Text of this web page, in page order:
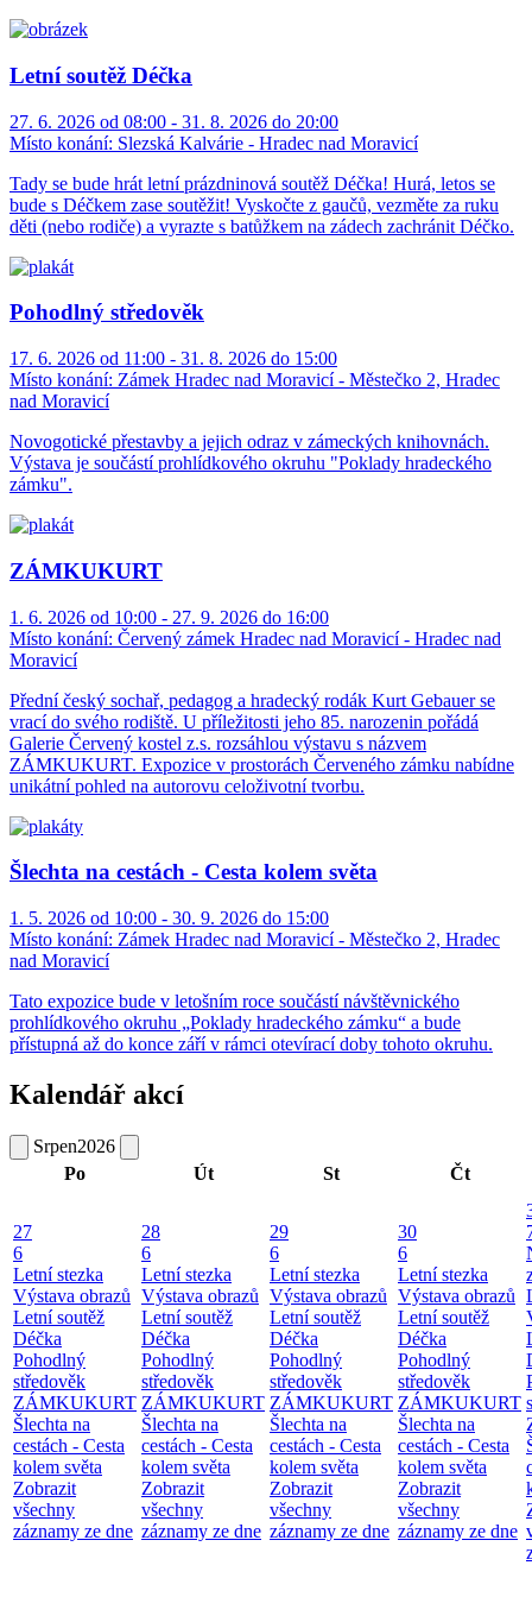
Letní soutěž Déčka
27. 6. 2026 od 08:00 - 31. 8. 2026 do 20:00
Místo konání: Slezská Kalvárie - Hradec nad Moravicí
Tady se bude hrát letní prázdninová soutěž Déčka! Hurá, letos se
bude s Déčkem zase soutěžit! Vyskočte z gaučů, vezměte za ruku
děti (nebo rodiče) a vyrazte s batůžkem na zádech zachránit Déčko.
Pohodlný středověk
17. 6. 2026 od 11:00 - 31. 8. 2026 do 15:00
Místo konání: Zámek Hradec nad Moravicí - Městečko 2, Hradec
nad Moravicí
Novogotické přestavby a jejich odraz v zámeckých knihovnách.
Výstava je součástí prohlídkového okruhu "Poklady hradeckého
zámku".
ZÁMKUKURT
1. 6. 2026 od 10:00 - 27. 9. 2026 do 16:00
Místo konání: Červený zámek Hradec nad Moravicí - Hradec nad
Moravicí
Přední český sochař, pedagog a hradecký rodák Kurt Gebauer se
vrací do svého rodiště. U příležitosti jeho 85. narozenin pořádá
Galerie Červený kostel z.s. rozsáhlou výstavu s názvem
ZÁMKUKURT. Expozice v prostorách Červeného zámku nabídne
unikátní pohled na autorovu celoživotní tvorbu.
Šlechta na cestách - Cesta kolem světa
1. 5. 2026 od 10:00 - 30. 9. 2026 do 15:00
Místo konání: Zámek Hradec nad Moravicí - Městečko 2, Hradec
nad Moravicí
Tato expozice bude v letošním roce součástí návštěvnického
prohlídkového okruhu „Poklady hradeckého zámku“ a bude
přístupná až do konce září v rámci otevírací doby tohoto okruhu.
Kalendář akcí
Srpen2026
Po
Út St Čt
27
6
Letní stezka
Výstava obrazů
Letní soutěž
Déčka
Pohodlný
středověk
ZÁMKUKURT
Šlechta na
cestách - Cesta
kolem světa
Zobrazit
všechny
záznamy ze dne
28
6
Letní stezka
Výstava obrazů
Letní soutěž
Déčka
Pohodlný
středověk
ZÁMKUKURT
Šlechta na
cestách - Cesta
kolem světa
Zobrazit
všechny
záznamy ze dne
29
6
Letní stezka
Výstava obrazů
Letní soutěž
Déčka
Pohodlný
středověk
ZÁMKUKURT
Šlechta na
cestách - Cesta
kolem světa
Zobrazit
všechny
záznamy ze dne
30
6
Letní stezka
Výstava obrazů
Letní soutěž
Déčka
Pohodlný
středověk
ZÁMKUKURT
Šlechta na
cestách - Cesta
kolem světa
Zobrazit
všechny
záznamy ze dne